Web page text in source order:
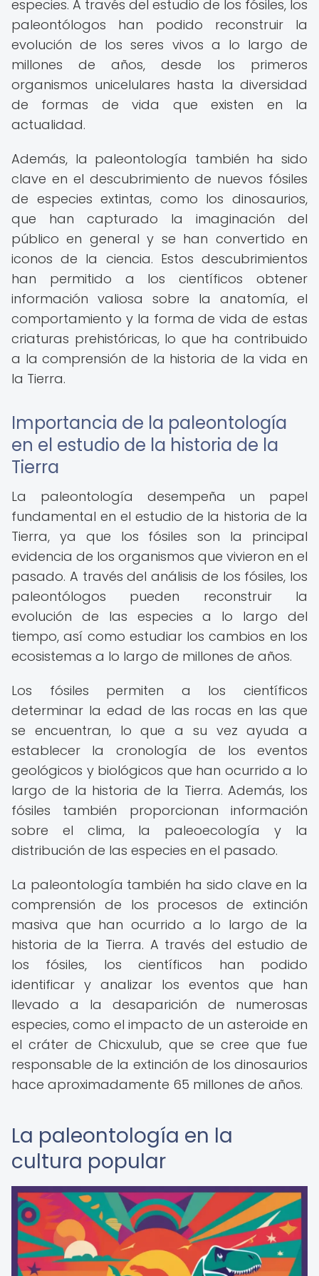
especies. A través del estudio de los fósiles, los
paleontólogos han podido reconstruir la
evolución de los seres vivos a lo largo de
millones de años, desde los primeros
organismos unicelulares hasta la diversidad
de formas de vida que existen en la
actualidad.
Además, la paleontología también ha sido
clave en el descubrimiento de nuevos fósiles
de especies extintas, como los dinosaurios,
que han capturado la imaginación del
público en general y se han convertido en
iconos de la ciencia. Estos descubrimientos
han permitido a los científicos obtener
información valiosa sobre la anatomía, el
comportamiento y la forma de vida de estas
criaturas prehistóricas, lo que ha contribuido
a la comprensión de la historia de la vida en
la Tierra.
Importancia de la paleontología
en el estudio de la historia de la
Tierra
La paleontología desempeña un papel
fundamental en el estudio de la historia de la
Tierra, ya que los fósiles son la principal
evidencia de los organismos que vivieron en el
pasado. A través del análisis de los fósiles, los
paleontólogos pueden reconstruir la
evolución de las especies a lo largo del
tiempo, así como estudiar los cambios en los
ecosistemas a lo largo de millones de años.
Los fósiles permiten a los científicos
determinar la edad de las rocas en las que
se encuentran, lo que a su vez ayuda a
establecer la cronología de los eventos
geológicos y biológicos que han ocurrido a lo
largo de la historia de la Tierra. Además, los
fósiles también proporcionan información
sobre el clima, la paleoecología y la
distribución de las especies en el pasado.
La paleontología también ha sido clave en la
comprensión de los procesos de extinción
masiva que han ocurrido a lo largo de la
historia de la Tierra. A través del estudio de
los fósiles, los científicos han podido
identificar y analizar los eventos que han
llevado a la desaparición de numerosas
especies, como el impacto de un asteroide en
el cráter de Chicxulub, que se cree que fue
responsable de la extinción de los dinosaurios
hace aproximadamente 65 millones de años.
La paleontología en la
cultura popular